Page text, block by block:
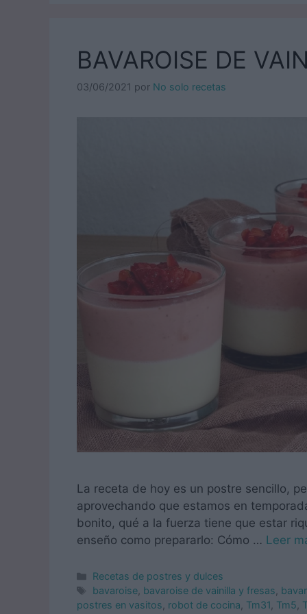
BAVAROISE DE
03/06/2021 por No solo recetas
La receta de hoy es un postre sencillo,
aprovechando que estamos en
bonito, qué a la fuerza tiene que estar
enseño como prepararlo: Cómo … Leer
Categorías
Recetas de postres y dulces
Etiquetas
bavaroise bavaroise de vainilla y fresas
postres en vasitos robot de cocina Tm31 Tm5